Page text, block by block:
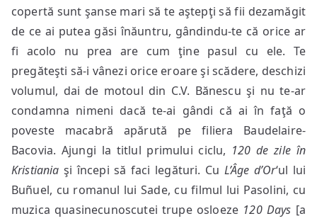
copertă sunt şanse mari să te aştepţi să fii dezamăgit
de ce ai putea găsi înăuntru, gândindu-te că orice ar
fi acolo nu prea are cum ţine pasul cu ele. Te
pregăteşti să-i vânezi orice eroare şi scădere, deschizi
volumul, dai de motoul din C.V. Bănescu şi nu te-ar
condamna nimeni dacă te-ai gândi că ai în faţă o
poveste macabră apărută pe filiera Baudelaire-
Bacovia. Ajungi la titlul primului ciclu, 120 de zile în
Kristiania şi începi să faci legături. Cu L’Âge d’Or‘ul lui
Buñuel, cu romanul lui Sade, cu filmul lui Pasolini, cu
muzica quasinecunoscutei trupe osloeze 120 Days [a